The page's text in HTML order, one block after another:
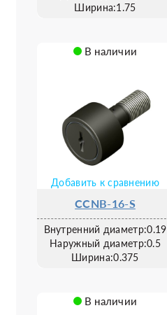
Ширина:1.75
В наличии
Добавить к сравнению
CCNB-16-S
Внутренний диаметр:0.19
Наружный диаметр:0.5
Ширина:0.375
В наличии